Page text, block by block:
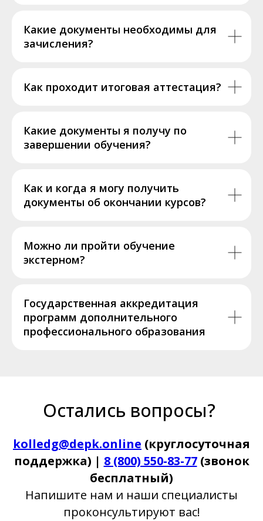
Какие документы необходимы для
зачисления?
Как проходит итоговая аттестация?
Какие документы я получу по
завершении обучения?
Как и когда я могу получить
документы об окончании курсов?
Можно ли пройти обучение
экстерном?
Государственная аккредитация
программ дополнительного
профессионального образования
Остались вопросы?
kolledg@depk.online (круглосуточная
поддержка) | 8 (800) 550-83-77(звонок
бесплатный)
Напишите нам и наши специалисты
проконсультируют вас!